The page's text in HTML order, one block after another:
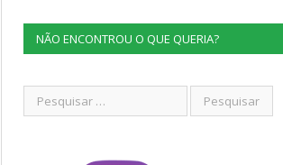
NÃO ENCONTROU O QUE QUERIA?